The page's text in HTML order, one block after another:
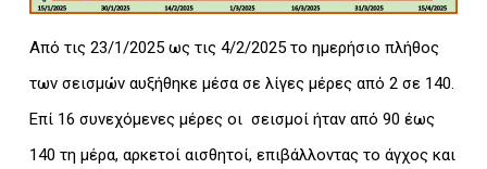
Από τις 23/1/2025 ως τις 4/2/2025 το ημερήσιο πλήθος
των σεισμών αυξήθηκε μέσα σε λίγες μέρες από 2 σε 140.
Επί 16 συνεχόμενες μέρες οι σεισμοί ήταν από 90 έως
140 τη μέρα, αρκετοί αισθητοί, επιβάλλοντας το άγχος και